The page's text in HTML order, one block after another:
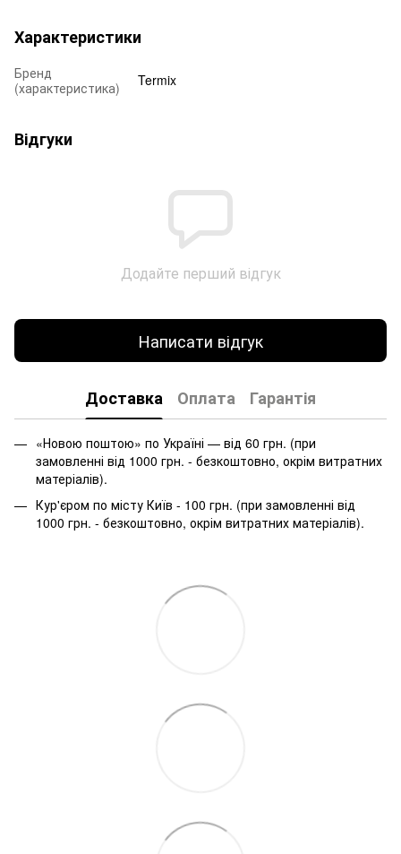
Характеристики
Бренд
(характеристика)
Termix
Відгуки
Додайте перший відгук
Написати відгук
Доставка Оплата Гарантія
«Новою поштою» по Україні — від 60 грн. (при
замовленні від 1000 грн. - безкоштовно, окрім витратних
матеріалів).
Кур'єром по місту Київ - 100 грн. (при замовленні від
1000 грн. - безкоштовно, окрім витратних матеріалів).